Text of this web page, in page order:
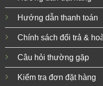
Hướng dẫn thanh toán
Chính sách đổi trả &
Câu hỏi thường gặp
Kiểm tra đơn đặt hàng